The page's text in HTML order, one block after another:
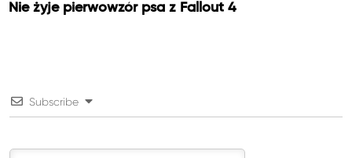
Nie żyje pierwowzór psa z Fallout 4
Subscribe